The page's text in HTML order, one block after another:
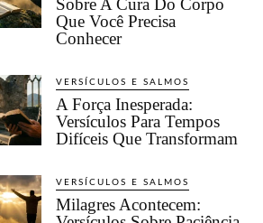
Sobre A Cura Do Corpo
Que Você Precisa
Conhecer
VERSÍCULOS E SALMOS
A Força Inesperada:
Versículos Para Tempos
Difíceis Que Transformam
VERSÍCULOS E SALMOS
Milagres Acontecem: